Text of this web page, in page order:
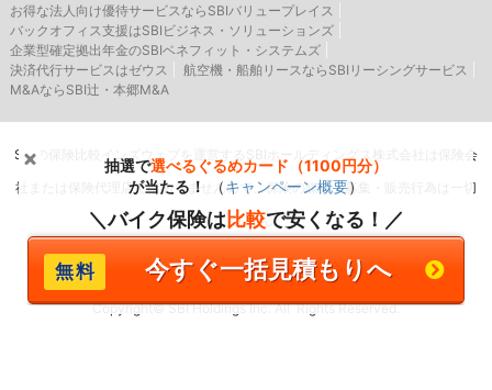
お得な法人向け優待サービスならSBIバリュープレイス
バックオフィス支援はSBIビジネス・ソリューションズ
企業型確定拠出年金のSBIベネフィット・システムズ
決済代行サービスはゼウス
航空機・船舶リースならSBIリーシングサービス
M&AならSBI辻・本郷M&A
SBIの保険比較インズウェブを運営するSBIホールディングス株式会社は保険会
社または保険代理店ではありませんので、保険の媒介・募集・販売行為は一切
行いません。
Copyright© SBI Holdings Inc. All Rights Reserved.
抽選で選べるぐるめカード（1100円分）
が当たる！
（キャンペーン概要）
＼バイク保険は比較で安くなる！／
今すぐ一括見積もりへ